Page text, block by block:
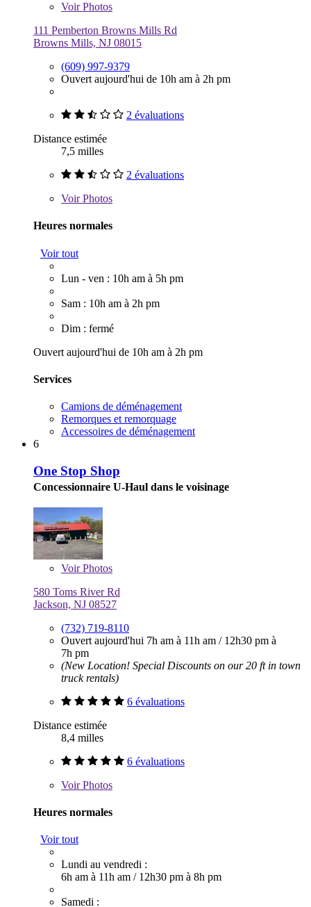
VoirPhotos
111 Pemberton Browns Mills Rd
Browns Mills, NJ 08015
(609) 997-9379
Ouvert aujourd'hui de 10h am à 2h pm
2 évaluations
Distance estimée
7,5 milles
2 évaluations
VoirPhotos
Heures normales
Voir tout
Lun - ven : 10h am à 5h pm
Sam : 10h am à 2h pm
Dim : fermé
Ouvert aujourd'hui de 10h am à 2h pm
Services
Camions de déménagement
Remorques et remorquage
Accessoires de déménagement
6
One Stop Shop
Concessionnaire U-Haul dans le voisinage
VoirPhotos
580 Toms River Rd
Jackson, NJ 08527
(732) 719-8110
Ouvert aujourd'hui 7h am à 11h am / 12h30 pm à
7h pm
(New Location! Special Discounts on our 20 ft in town
truck rentals)
6 évaluations
Distance estimée
8,4 milles
6 évaluations
VoirPhotos
Heures normales
Voir tout
Lundi au vendredi :
6h am à 11h am / 12h30 pm à 8h pm
Samedi :